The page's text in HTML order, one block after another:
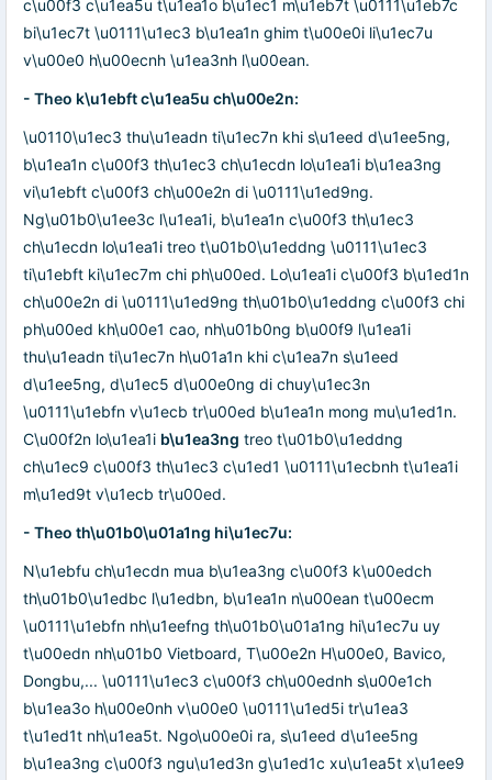
c\u00f3 c\u1ea5u t\u1ea1o b\u1ec1 m\u1eb7t \u0111\u1eb7c
bi\u1ec7t \u0111\u1ec3 b\u1ea1n ghim t\u00e0i li\u1ec7u
v\u00e0 h\u00ecnh \u1ea3nh l\u00ean.
- Theo k\u1ebft c\u1ea5u ch\u00e2n:
\u0110\u1ec3 thu\u1eadn ti\u1ec7n khi s\u1eed d\u1ee5ng,
b\u1ea1n c\u00f3 th\u1ec3 ch\u1ecdn lo\u1ea1i b\u1ea3ng
vi\u1ebft c\u00f3 ch\u00e2n di \u0111\u1ed9ng.
Ng\u01b0\u1ee3c l\u1ea1i, b\u1ea1n c\u00f3 th\u1ec3
ch\u1ecdn lo\u1ea1i treo t\u01b0\u1eddng \u0111\u1ec3
ti\u1ebft ki\u1ec7m chi ph\u00ed. Lo\u1ea1i c\u00f3 b\u1ed1n
ch\u00e2n di \u0111\u1ed9ng th\u01b0\u1eddng c\u00f3 chi
ph\u00ed kh\u00e1 cao, nh\u01b0ng b\u00f9 l\u1ea1i
thu\u1eadn ti\u1ec7n h\u01a1n khi c\u1ea7n s\u1eed
d\u1ee5ng, d\u1ec5 d\u00e0ng di chuy\u1ec3n
\u0111\u1ebfn v\u1ecb tr\u00ed b\u1ea1n mong mu\u1ed1n.
C\u00f2n lo\u1ea1i b\u1ea3ng treo t\u01b0\u1eddng
ch\u1ec9 c\u00f3 th\u1ec3 c\u1ed1 \u0111\u1ecbnh t\u1ea1i
m\u1ed9t v\u1ecb tr\u00ed.
- Theo th\u01b0\u01a1ng hi\u1ec7u:
N\u1ebfu ch\u1ecdn mua b\u1ea3ng c\u00f3 k\u00edch
th\u01b0\u1edbc l\u1edbn, b\u1ea1n n\u00ean t\u00ecm
\u0111\u1ebfn nh\u1eefng th\u01b0\u01a1ng hi\u1ec7u uy
t\u00edn nh\u01b0 Vietboard, T\u00e2n H\u00e0, Bavico,
Dongbu,... \u0111\u1ec3 c\u00f3 ch\u00ednh s\u00e1ch
b\u1ea3o h\u00e0nh v\u00e0 \u0111\u1ed5i tr\u1ea3
t\u1ed1t nh\u1ea5t. Ngo\u00e0i ra, s\u1eed d\u1ee5ng
b\u1ea3ng c\u00f3 ngu\u1ed3n g\u1ed1c xu\u1ea5t x\u1ee9